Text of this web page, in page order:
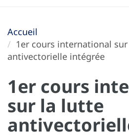
Accueil
1er cours international
antivectorielle intégrée
1er cours
sur la lutte